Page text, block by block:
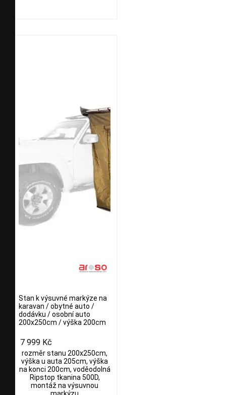
Stan k výsuvné markýze na
karavan / obytné auto /
dodávku / osobní auto
200x250cm / výška 200cm
7 999 Kč
rozměr stanu 200x250cm,
výška u auta 205cm, výška
na konci 200cm, voděodolná
Ripstop tkanina 500D,
montáž na výsuvnou
markýzu